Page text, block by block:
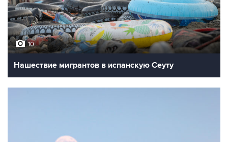
10
Нашествие мигрантов в испанскую Сеуту